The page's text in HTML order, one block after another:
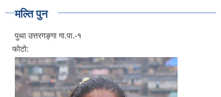
मल्ति पुन
पुथा उत्तरगङ्गा गा.पा.-१
फोटो: